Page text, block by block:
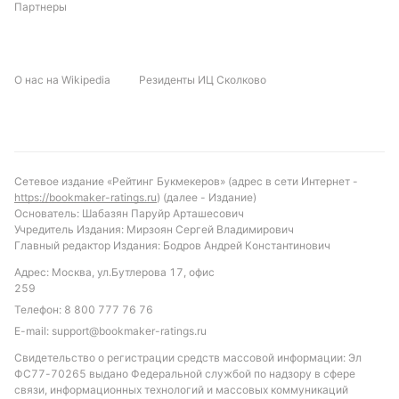
свое лидерство и не проиграет в этом матче.
доминирование в последних встречах. Также
количество желтых карточек в пользу Академики
во втором тайме выглядит перспективной,
учитывая их традиционное преимущество в этом
аспекте.
Обновлено:
Автор
Сергей Найденов
Автор и редактор «РБ»
Партнеры
О нас на Wikipedia Резиденты ИЦ Сколково
Сетевое издание «Рейтинг Букмекеров» (адрес в сети Интернет -
https://bookmaker-ratings.ru) (далее - Издание)
Основатель: Шабазян Паруйр Арташесович
Учредитель Издания: Мирзоян Сергей Владимирович
Главный редактор Издания: Бодров Андрей Константинович
Адрес: Москва, ул.Бутлерова 17, офис
259
Телефон: 8 800 777 76 76
E-mail: support@bookmaker-ratings.ru
Свидетельство о регистрации средств массовой информации: Эл
ФС77-70265 выдано Федеральной службой по надзору в сфере
связи, информационных технологий и массовых коммуникаций